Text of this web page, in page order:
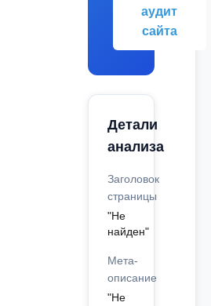
аудит
сайта
Детали
анализа
Заголовок
страницы
"Не
найден"
Мета-
описание
"Не